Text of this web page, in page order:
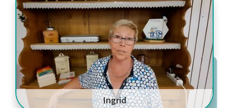
Ingrid